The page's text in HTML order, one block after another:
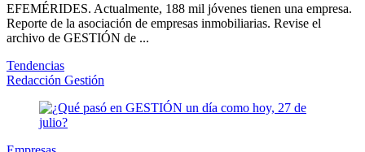
EFEMÉRIDES. Actualmente, 188 mil jóvenes tienen una empresa.
Reporte de la asociación de empresas inmobiliarias. Revise el
archivo de GESTIÓN de ...
Tendencias
Redacción Gestión